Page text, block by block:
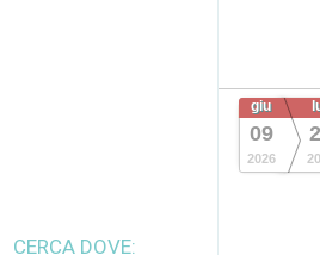
giu
09
2026
CERCA DOVE: